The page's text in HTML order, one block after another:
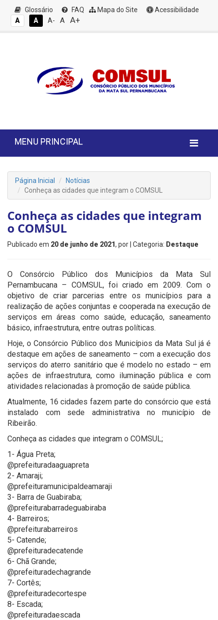
Glossário FAQ Mapa do Site
Acessibilidade
A
A A- A A+
MENU PRINCIPAL
Página Inicial
Notícias
Conheça as cidades que integram o COMSUL
Conheça as cidades que integram
o COMSUL
Publicado em 20 de junho de 2021, por | Categoria: Destaque
O Consórcio Público dos Municípios da Mata Sul
Pernambucana – COMSUL, foi criado em 2009. Com o
objetivo de criar parcerias entre os municípios para a
realização de ações conjuntas e cooperada na execução de
serviços em áreas como saúde, educação, saneamento
básico, infraestrutura, entre outras políticas.
Hoje, o Consórcio Público dos Municípios da Mata Sul já é
destaque em ações de saneamento – com a execução dos
serviços do aterro sanitário que é modelo no estado – em
ações de infraestrutura, como iluminação pública e com
atividades relacionadas à promoção de saúde pública.
Atualmente, 16 cidades fazem parte do consórcio que está
instalado com sede administrativa no município de
Ribeirão.
Conheça as cidades que integram o COMSUL;
1- Água Preta;
@prefeituradaaguapreta
2- Amaraji;
@prefeituramunicipaldeamaraji
3- Barra de Guabiraba;
@prefeiturabarradeguabiraba
4- Barreiros;
@prefeiturabarreiros
5- Catende;
@prefeituradecatende
6- Chã Grande;
@prefeituradechagrande
7- Cortês;
@prefeituradecortespe
8- Escada;
@prefeituradaescada